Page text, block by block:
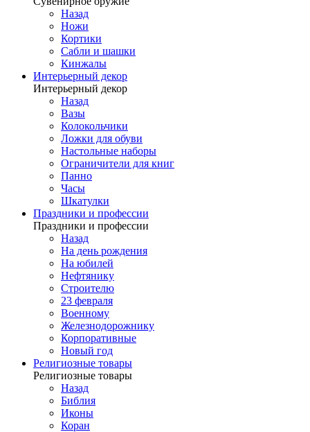
Назад
Ножи
Кортики
Сабли и шашки
Кинжалы
Интерьерный декор
Интерьерный декор
Назад
Вазы
Колокольчики
Ложки для обуви
Настольные наборы
Ограничители для книг
Панно
Часы
Шкатулки
Праздники и профессии
Праздники и профессии
Назад
На день рождения
На юбилей
Нефтянику
Строителю
23 февраля
Военному
Железнодорожнику
Корпоративные
Новый год
Религиозные товары
Религиозные товары
Назад
Библия
Иконы
Коран